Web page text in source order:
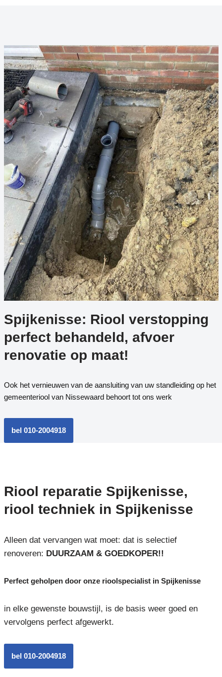
Spijkenisse: Riool verstopping
perfect behandeld, afvoer
renovatie op maat!
Ook het vernieuwen van de aansluiting van uw standleiding op het
gemeenteriool van Nissewaard behoort tot ons werk
bel 010-2004918
Riool reparatie Spijkenisse,
riool techniek in Spijkenisse
Alleen dat vervangen wat moet: dat is selectief
renoveren: DUURZAAM & GOEDKOPER!!
Perfect geholpen door onze rioolspecialist in Spijkenisse
in elke gewenste bouwstijl, is de basis weer goed en
vervolgens perfect afgewerkt.
bel 010-2004918